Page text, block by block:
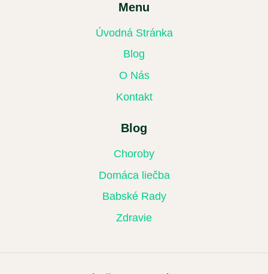
Menu
Úvodná Stránka
Blog
O Nás
Kontakt
Blog
Choroby
Domáca liečba
Babské Rady
Zdravie